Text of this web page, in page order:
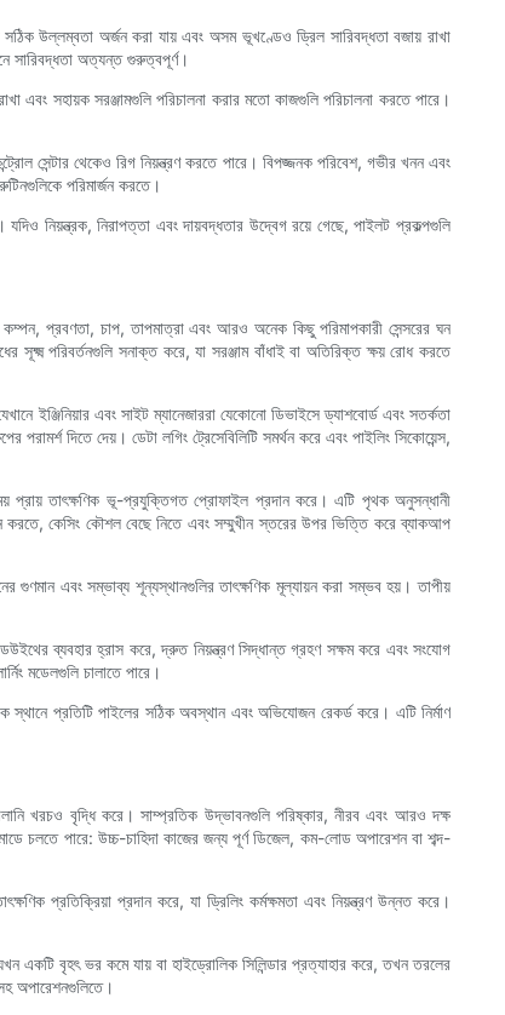
সঠিক উল্লম্বতা অর্জন করা যায় এবং অসম ভূখণ্ডেও ড্রিল সারিবদ্ধতা বজায় রাখা
সারিবদ্ধতা অত্যন্ত গুরুত্বপূর্ণ।
এবং সহায়ক সরঞ্জামগুলি পরিচালনা করার মতো কাজগুলি পরিচালনা করতে পারে।
সেন্টার থেকেও রিগ নিয়ন্ত্রণ করতে পারে। বিপজ্জনক পরিবেশ, গভীর খনন এবং
পরিমার্জন করতে।
যদিও নিয়ন্ত্রক, নিরাপত্তা এবং দায়বদ্ধতার উদ্বেগ রয়ে গেছে, পাইলট প্রকল্পগুলি
প্রবণতা, চাপ, তাপমাত্রা এবং আরও অনেক কিছু পরিমাপকারী সেন্সরের ঘন
সূক্ষ্ম পরিবর্তনগুলি সনাক্ত করে, যা সরঞ্জাম বাঁধাই বা অতিরিক্ত ক্ষয় রোধ করতে
ইঞ্জিনিয়ার এবং সাইট ম্যানেজাররা যেকোনো ডিভাইসে ড্যাশবোর্ড এবং সতর্কতা
দিতে দেয়। ডেটা লগিং ট্রেসেবিলিটি সমর্থন করে এবং পাইলিং সিকোয়েন্স,
প্রায় তাৎক্ষণিক ভূ-প্রযুক্তিগত প্রোফাইল প্রদান করে। এটি পৃথক অনুসন্ধানী
করতে, কেসিং কৌশল বেছে নিতে এবং সম্মুখীন স্তরের উপর ভিত্তি করে ব্যাকআপ
গুণমান এবং সম্ভাব্য শূন্যস্থানগুলির তাৎক্ষণিক মূল্যায়ন করা সম্ভব হয়। তাপীয়
ব্যবহার হ্রাস করে, দ্রুত নিয়ন্ত্রণ সিদ্ধান্ত গ্রহণ সক্ষম করে এবং সংযোগ
মডেলগুলি চালাতে পারে।
প্রতিটি পাইলের সঠিক অবস্থান এবং অভিযোজন রেকর্ড করে। এটি নির্মাণ
খরচও বৃদ্ধি করে। সাম্প্রতিক উদ্ভাবনগুলি পরিষ্কার, নীরব এবং আরও দক্ষ
চলতে পারে: উচ্চ-চাহিদা কাজের জন্য পূর্ণ ডিজেল, কম-লোড অপারেশন বা শব্দ-
প্রতিক্রিয়া প্রদান করে, যা ড্রিলিং কর্মক্ষমতা এবং নিয়ন্ত্রণ উন্নত করে।
একটি বৃহৎ ভর কমে যায় বা হাইড্রোলিক সিলিন্ডার প্রত্যাহার করে, তখন তরলের
অপারেশনগুলিতে।